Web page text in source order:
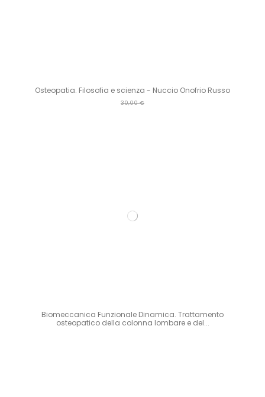
Osteopatia. Filosofia e scienza - Nuccio Onofrio Russo
30,00 €
Biomeccanica Funzionale Dinamica. Trattamento
osteopatico della colonna lombare e del...